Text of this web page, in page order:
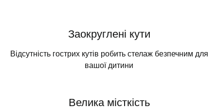
Заокруглені кути
Відсутність гострих кутів робить стелаж безпечним для
вашої дитини
Велика місткість